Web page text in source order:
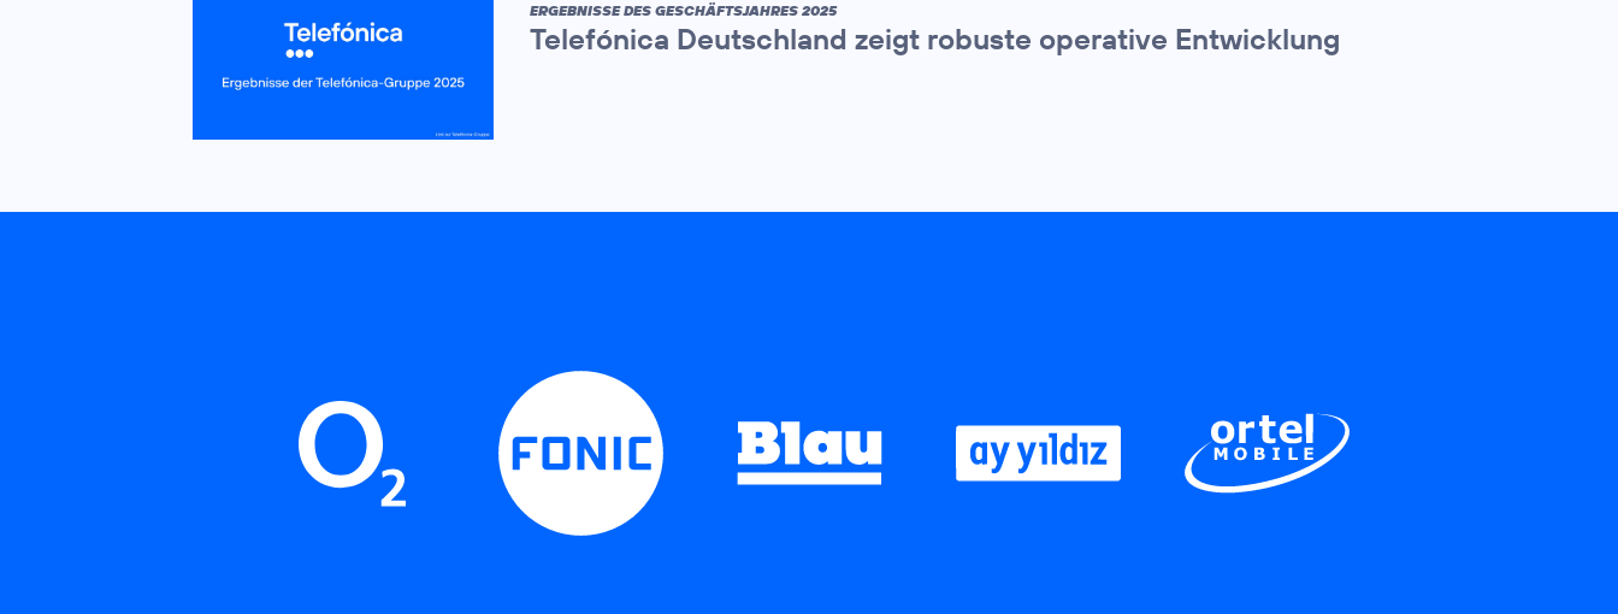
ERGEBNISSE DES GESCHÄFTSJAHRES 2025
Telefónica Deutschland zeigt robuste operative Entwicklung